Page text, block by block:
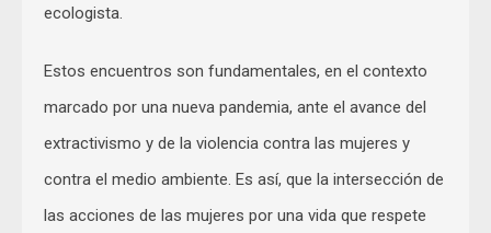
ecologista.
Estos encuentros son fundamentales, en el contexto
marcado por una nueva pandemia, ante el avance del
extractivismo y de la violencia contra las mujeres y
contra el medio ambiente. Es así, que la intersección de
las acciones de las mujeres por una vida que respete